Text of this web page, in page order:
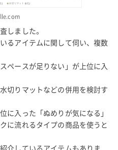
しました。
るアイテムに関して伺い、複数
ペースが足りない」が上位に入
切りマットなどの併用を検討す
に入った「ぬめりが気になる」
に流れるタイプの商品を使うと